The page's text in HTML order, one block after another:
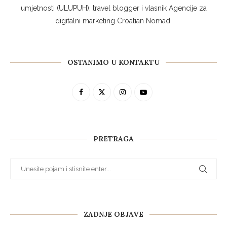
umjetnosti (ULUPUH), travel blogger i vlasnik Agencije za
digitalni marketing Croatian Nomad.
OSTANIMO U KONTAKTU
PRETRAGA
ZADNJE OBJAVE